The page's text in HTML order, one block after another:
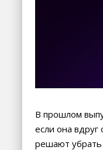
В прошлом
если она
решают убрать